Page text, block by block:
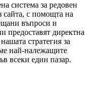
система за редовен
сайта, с помощта на
въпроси и
предоставят директна
стратегия за
най-належащите
всеки един пазар.